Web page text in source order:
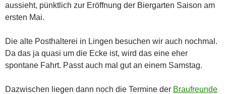
aussieht, pünktlich zur Eröffnung der Biergarten Saison am
ersten Mai.
Die alte Posthalterei in Lingen besuchen wir auch nochmal.
Da das ja quasi um die Ecke ist, wird das eine eher
spontane Fahrt. Passt auch mal gut an einem Samstag.
Dazwischen liegen dann noch die Termine der Braufreunde